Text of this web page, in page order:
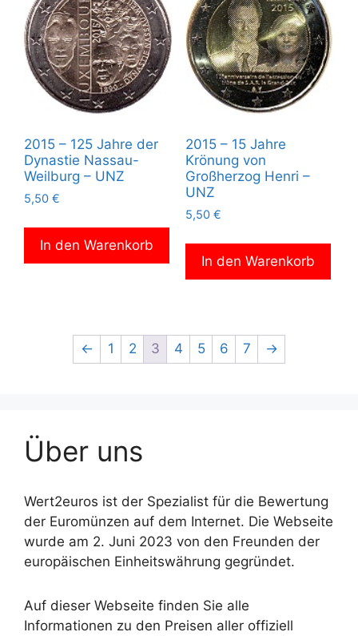
2015 – 125 Jahre der
Dynastie Nassau-
Weilburg – UNZ
5,50 €
In den Warenkorb
2015 – 15 Jahre
Krönung von
Großherzog Henri –
UNZ
5,50 €
In den Warenkorb
← 1 2 3 4 5 6 7 →
Über uns
Wert2euros ist der Spezialist für die Bewertung
der Euromünzen auf dem Internet. Die Webseite
wurde am 2. Juni 2023 von den Freunden der
europäischen Einheitswährung gegründet.
Auf dieser Webseite finden Sie alle
Informationen zu den Preisen aller offiziell